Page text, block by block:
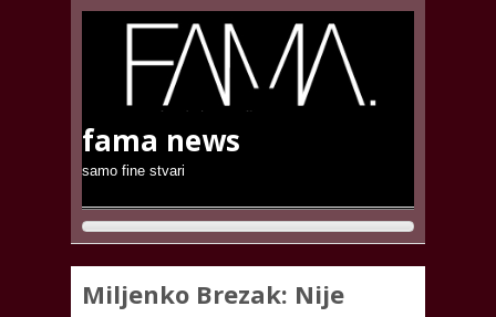
fama news
samo fine stvari
Miljenko Brezak: Nije